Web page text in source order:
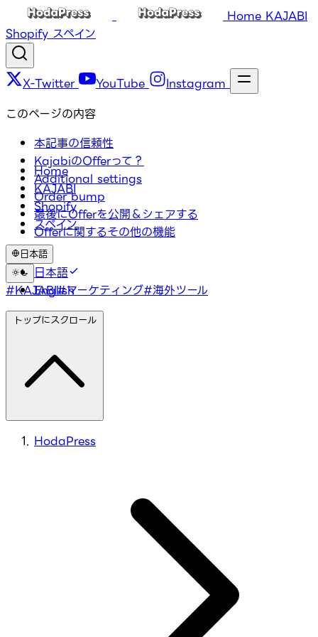
Home KAJABI
Shopify スペイン
X-Twitter YouTube Instagram
Home
KAJABI
Shopify
スペイン
日本語
日本語
English
このページの内容
本記事の信頼性
KajabiのOfferって？
Additional settings
Order bump
最後にOfferを公開＆シェアする
Offerに関するその他の機能
タグ
#KAJABI#マーケティング#海外ツール
トップにスクロール
HodaPress